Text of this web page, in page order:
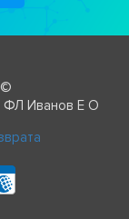
©
ФЛ Иванов Е О